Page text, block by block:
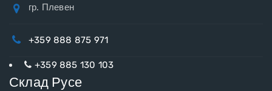
гр. Плевен
+359 888 875 971
+359 885 130 103
Склад Русе